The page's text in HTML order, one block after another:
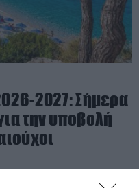
2027: Σήμερα
την υποβολή